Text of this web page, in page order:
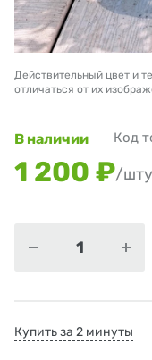
Действительный цвет и
отличаться от их
В наличии Код
1 200 ₽/
Купить за 2 минуты